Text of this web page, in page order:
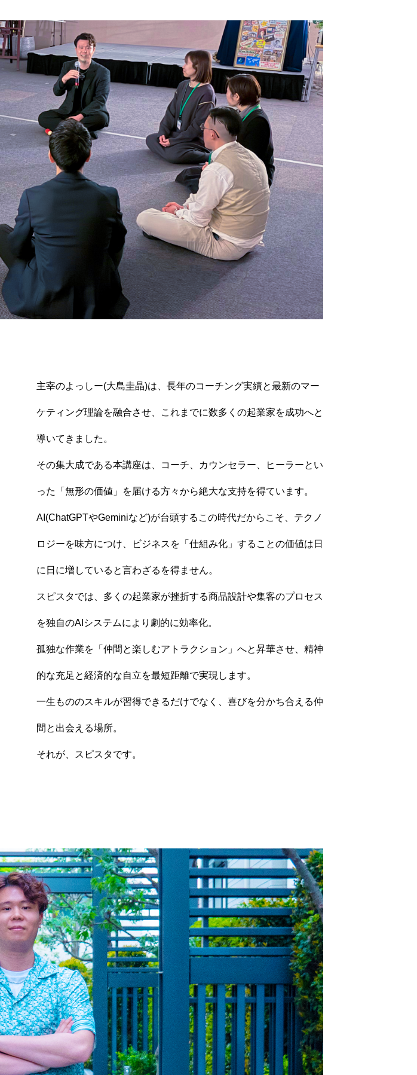
クスセミナー
主宰のよっしー(大島圭晶)は、長年のコーチング実績と最新のマー
ケティング理論を融合させ、これまでに数多くの起業家を成功へと
導いてきました。
その集大成である本講座は、コーチ、カウンセラー、ヒーラーとい
った「無形の価値」を届ける方々から絶大な支持を得ています。
AI(ChatGPTやGeminiなど)が台頭するこの時代だからこそ、テクノ
ロジーを味方につけ、ビジネスを「仕組み化」することの価値は日
に日に増していると言わざるを得ません。
スピスタでは、多くの起業家が挫折する商品設計や集客のプロセス
を独自のAIシステムにより劇的に効率化。
孤独な作業を「仲間と楽しむアトラクション」へと昇華させ、精神
的な充足と経済的な自立を最短距離で実現します。
一生もののスキルが習得できるだけでなく、喜びを分かち合える仲
間と出会える場所。
それが、スピスタです。